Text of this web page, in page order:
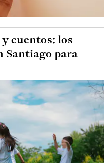
cuentos: los
Santiago para